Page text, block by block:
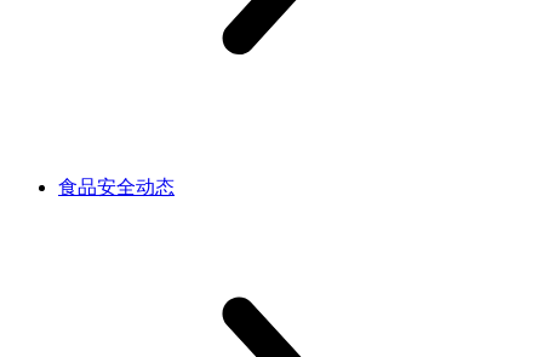
食品安全动态